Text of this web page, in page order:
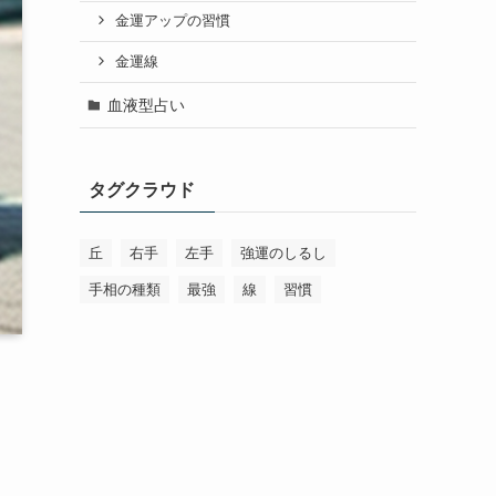
金運アップの習慣
金運線
血液型占い
タグクラウド
丘 右手 左手 強運のしるし
手相の種類 最強 線 習慣